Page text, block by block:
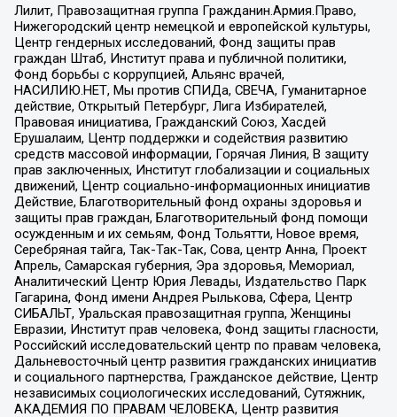
Лилит, Правозащитная группа Гражданин.Армия.Право,
Нижегородский центр немецкой и европейской культуры,
Центр гендерных исследований, Фонд защиты прав
граждан Штаб, Институт права и публичной политики,
Фонд борьбы с коррупцией, Альянс врачей,
НАСИЛИЮ.НЕТ, Мы против СПИДа, СВЕЧА, Гуманитарное
действие, Открытый Петербург, Лига Избирателей,
Правовая инициатива, Гражданский Союз, Хасдей
Ерушалаим, Центр поддержки и содействия развитию
средств массовой информации, Горячая Линия, В защиту
прав заключенных, Институт глобализации и социальных
движений, Центр социально-информационных инициатив
Действие, Благотворительный фонд охраны здоровья и
защиты прав граждан, Благотворительный фонд помощи
осужденным и их семьям, Фонд Тольятти, Новое время,
Серебряная тайга, Так-Так-Так, Сова, центр Анна, Проект
Апрель, Самарская губерния, Эра здоровья, Мемориал,
Аналитический Центр Юрия Левады, Издательство Парк
Гагарина, Фонд имени Андрея Рылькова, Сфера, Центр
СИБАЛЬТ, Уральская правозащитная группа, Женщины
Евразии, Институт прав человека, Фонд защиты гласности,
Российский исследовательский центр по правам человека,
Дальневосточный центр развития гражданских инициатив
и социального партнерства, Гражданское действие, Центр
независимых социологических исследований, Сутяжник,
АКАДЕМИЯ ПО ПРАВАМ ЧЕЛОВЕКА, Центр развития